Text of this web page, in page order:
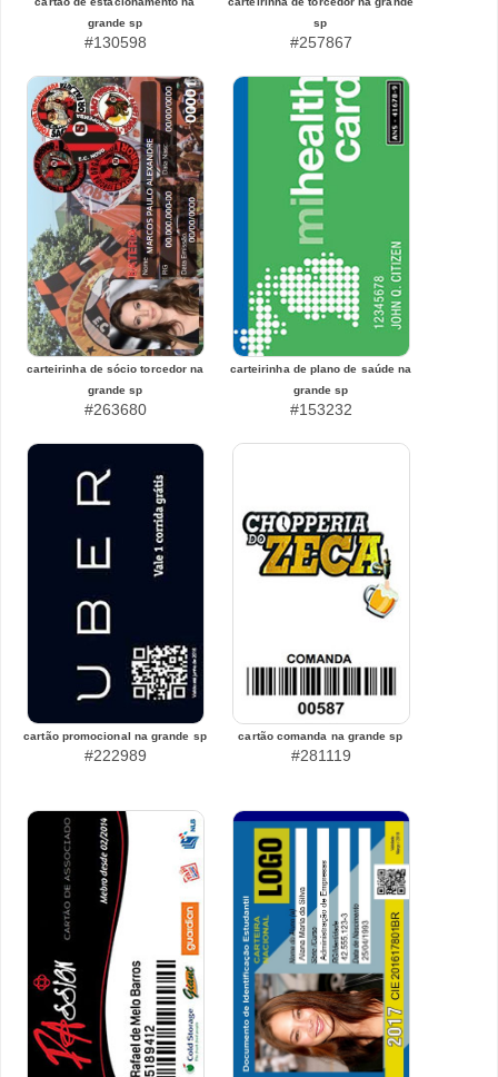
grande sp
#130598
sp
#257867
carteirinha de sócio torcedor na
grande sp
#263680
carteirinha de plano de saúde na
grande sp
#153232
cartão promocional na grande sp
#222989
cartão comanda na grande sp
#281119